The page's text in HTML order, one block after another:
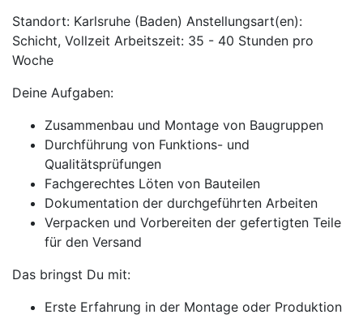
Standort: Karlsruhe (Baden) Anstellungsart(en):
Schicht, Vollzeit Arbeitszeit: 35 - 40 Stunden pro
Woche
Deine Aufgaben:
Zusammenbau und Montage von Baugruppen
Durchführung von Funktions- und
Qualitätsprüfungen
Fachgerechtes Löten von Bauteilen
Dokumentation der durchgeführten Arbeiten
Verpacken und Vorbereiten der gefertigten Teile
für den Versand
Das bringst Du mit:
Erste Erfahrung in der Montage oder Produktion